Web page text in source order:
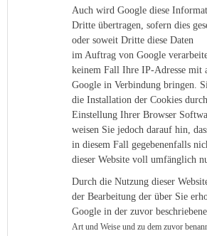
Auch wird Google diese
Dritte übertragen, sofern dies
oder soweit Dritte diese Daten
im Auftrag von Google
keinem Fall Ihre IP-Adresse mit
Google in Verbindung bringen.
die Installation der Cookies
Einstellung Ihrer Browser
weisen Sie jedoch darauf hin,
in diesem Fall gegebenenfalls
dieser Website voll umfänglich
Durch die Nutzung dieser
der Bearbeitung der über Sie
Google in der zuvor
Art und Weise und zu dem zuvor